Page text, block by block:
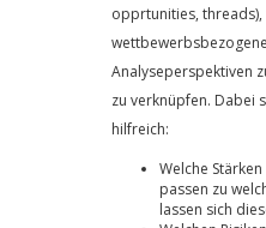
opprtunities,
Analyseperspektiven
zu verknüpfen. Dabei
hilfreich:
Welche
passen zu
lassen sich